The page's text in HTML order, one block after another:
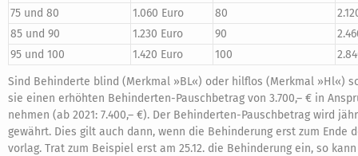
75 und 80
1.060 Euro 80
85 und 90
1.230 Euro 90
95 und 100
1.420 Euro 100
Sind Behinderte blind (Merkmal »BL«) oder hilflos (Merkmal »Hl«)
sie einen erhöhten Behinderten-Pauschbetrag von 3.700,– € in
nehmen (ab 2021: 7.400,– €). Der Behinderten-Pauschbetrag wird
gewährt. Dies gilt auch dann, wenn die Behinderung erst zum Ende
vorlag. Trat zum Beispiel erst am 25.12. die Behinderung ein, so